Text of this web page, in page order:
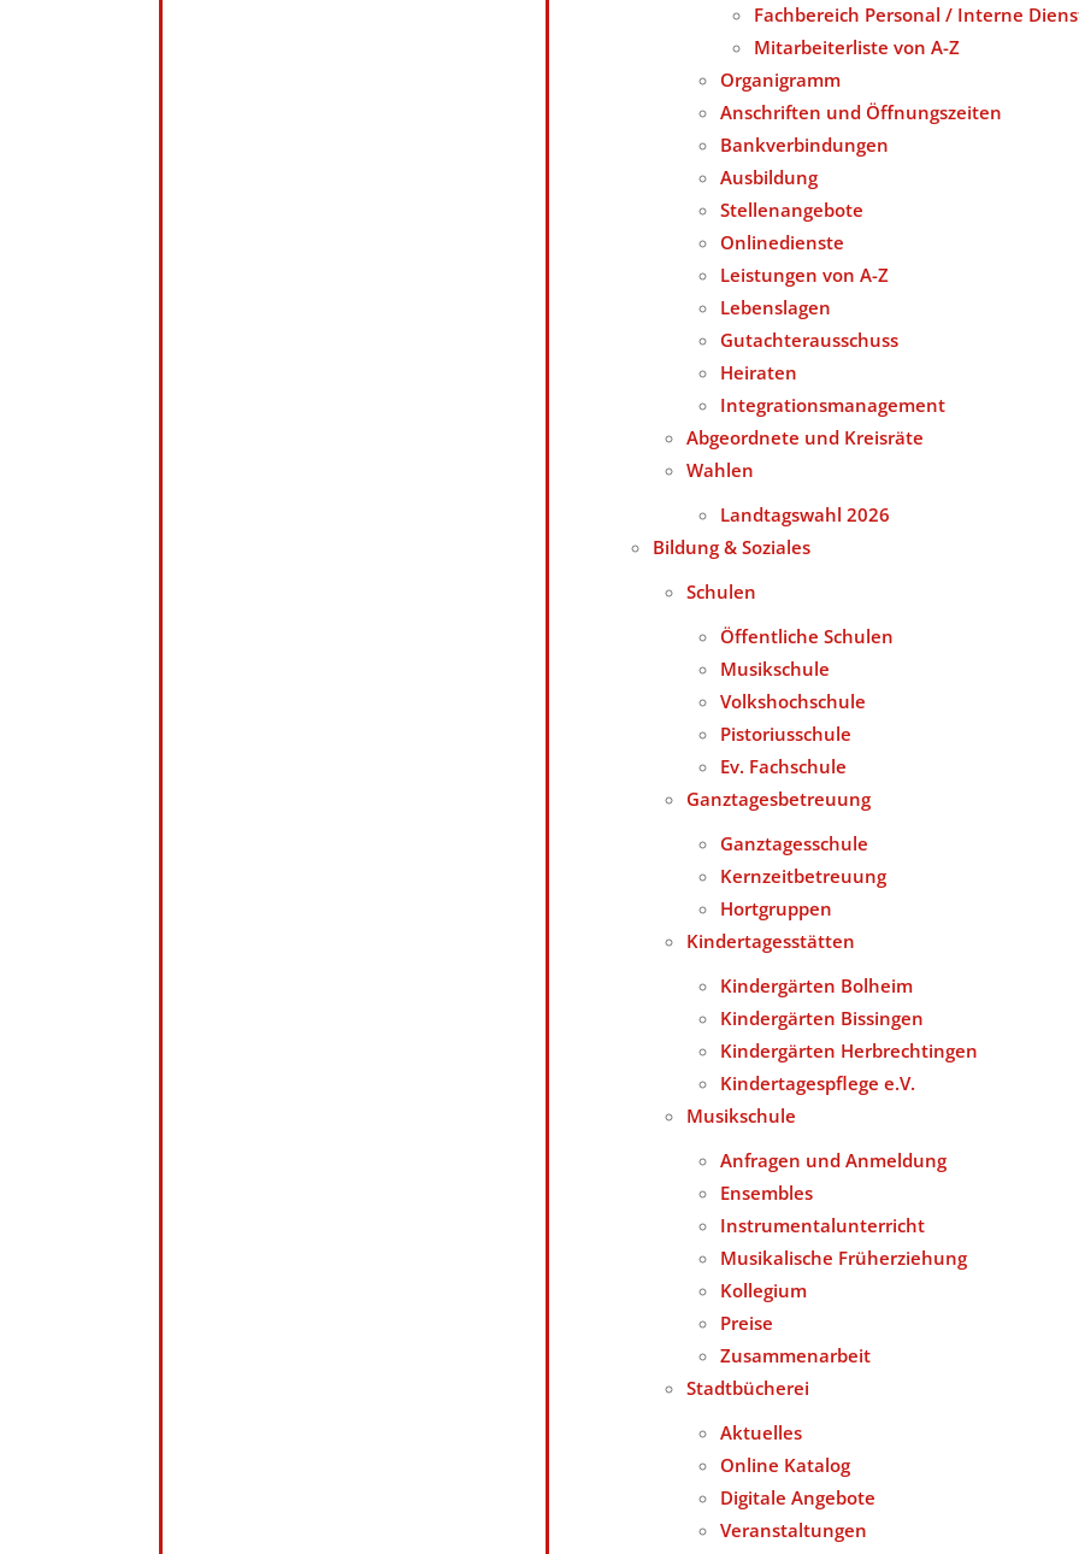
Fachbereich Personal / Interne
Mitarbeiterliste von A-Z
Organigramm
Anschriften und Öffnungszeiten
Bankverbindungen
Ausbildung
Stellenangebote
Onlinedienste
Leistungen von A-Z
Lebenslagen
Gutachterausschuss
Heiraten
Integrationsmanagement
Abgeordnete und Kreisräte
Wahlen
Landtagswahl 2026
Bildung & Soziales
Schulen
Öffentliche Schulen
Musikschule
Volkshochschule
Pistoriusschule
Ev. Fachschule
Ganztagesbetreuung
Ganztagesschule
Kernzeitbetreuung
Hortgruppen
Kindertagesstätten
Kindergärten Bolheim
Kindergärten Bissingen
Kindergärten Herbrechtingen
Kindertagespflege e.V.
Musikschule
Anfragen und Anmeldung
Ensembles
Instrumentalunterricht
Musikalische Früherziehung
Kollegium
Preise
Zusammenarbeit
Stadtbücherei
Aktuelles
Online Katalog
Digitale Angebote
Veranstaltungen